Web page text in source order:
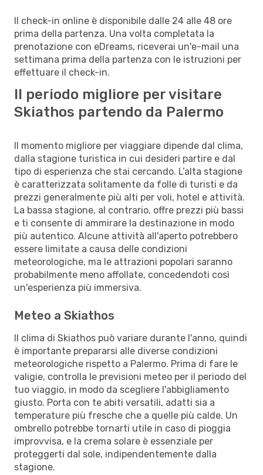
Il check-in online è disponibile dalle 24 alle 48 ore
prima della partenza. Una volta completata la
prenotazione con eDreams, riceverai un'e-mail una
settimana prima della partenza con le istruzioni per
effettuare il check-in.
Il periodo migliore per visitare
Skiathos partendo da Palermo
Il momento migliore per viaggiare dipende dal clima,
dalla stagione turistica in cui desideri partire e dal
tipo di esperienza che stai cercando. L’alta stagione
è caratterizzata solitamente da folle di turisti e da
prezzi generalmente più alti per voli, hotel e attività.
La bassa stagione, al contrario, offre prezzi più bassi
e ti consente di ammirare la destinazione in modo
più autentico. Alcune attività all'aperto potrebbero
essere limitate a causa delle condizioni
meteorologiche, ma le attrazioni popolari saranno
probabilmente meno affollate, concedendoti così
un'esperienza più immersiva.
Meteo a Skiathos
Il clima di Skiathos può variare durante l'anno, quindi
è importante prepararsi alle diverse condizioni
meteorologiche rispetto a Palermo. Prima di fare le
valigie, controlla le previsioni meteo per il periodo del
tuo viaggio, in modo da scegliere l'abbigliamento
giusto. Porta con te abiti versatili, adatti sia a
temperature più fresche che a quelle più calde. Un
ombrello potrebbe tornarti utile in caso di pioggia
improvvisa, e la crema solare è essenziale per
proteggerti dal sole, indipendentemente dalla
stagione.